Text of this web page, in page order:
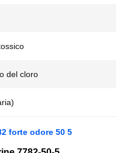
del cloro
forte odore 50 5